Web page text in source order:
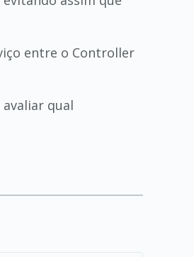
entre o Controller
qual